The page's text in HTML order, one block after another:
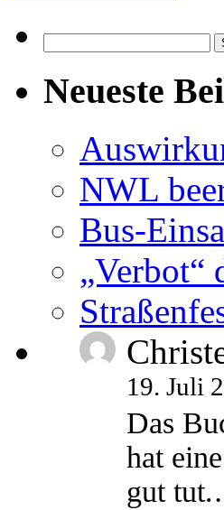
nach:
Neueste
NWL
Bus-
„Verbot“
19. Juli
Das
hat
gut